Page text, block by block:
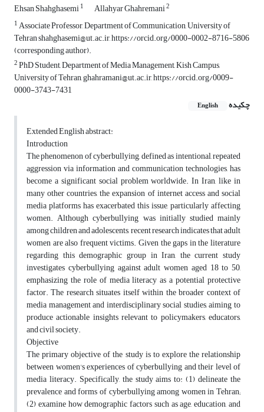
Ehsan Shahghasemi1 Allahyar Ghahremani2
1Associate Professor, Department of Communication, University of
Tehran shahghasemi@ut.ac.ir, https://orcid.org/0000-0002-8716-5806
(corresponding author).
2PhD Student, Department of Media Management, Kish Campus,
University of Tehran, ghahramani@ut.ac.ir, https://orcid.org/0009-
0000-3743-7431
چکیده
English
Extended English abstract:
Introduction
The phenomenon of cyberbullying, defined as intentional, repeated
aggression via information and communication technologies, has
become a significant social problem worldwide. In Iran, like in
many other countries, the expansion of internet access and social
media platforms has exacerbated this issue, particularly affecting
women. Although cyberbullying was initially studied mainly
among children and adolescents, recent research indicates that adult
women are also frequent victims. Given the gaps in the literature
regarding this demographic group in Iran, the current study
investigates cyberbullying against adult women aged 18 to 50,
emphasizing the role of media literacy as a potential protective
factor. The research situates itself within the broader context of
media management and interdisciplinary social studies, aiming to
produce actionable insights relevant to policymakers, educators,
and civil society.
Objective
The primary objective of the study is to explore the relationship
between women's experiences of cyberbullying and their level of
media literacy. Specifically, the study aims to: (1) delineate the
prevalence and forms of cyberbullying among women in Tehran;
(2) examine how demographic factors such as age, education, and